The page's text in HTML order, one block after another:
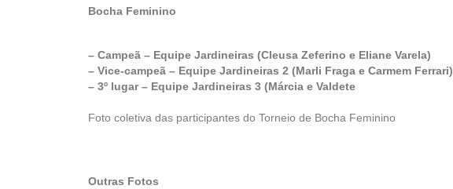
Bocha Feminino
– Campeã – Equipe Jardineiras (Cleusa Zeferino e Eliane Varela)
– Vice-campeã – Equipe Jardineiras 2 (Marli Fraga e Carmem Ferrari)
– 3º lugar – Equipe Jardineiras 3 (Márcia e Valdete
Foto coletiva das participantes do Torneio de Bocha Feminino
Outras Fotos